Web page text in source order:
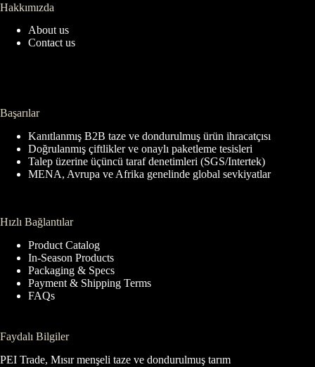
Hakkımızda
About us
Contact us
Başarılar
Kanıtlanmış B2B taze ve dondurulmuş ürün ihracatçısı
Doğrulanmış çiftlikler ve onaylı paketleme tesisleri
Talep üzerine üçüncü taraf denetimleri (SGS/Intertek)
MENA, Avrupa ve Afrika genelinde global sevkiyatlar
Hızlı Bağlantılar
Product Catalog
In-Season Products
Packaging & Specs
Payment & Shipping Terms
FAQs
Faydalı Bilgiler
PEI Trade, Mısır menşeli taze ve dondurulmuş tarım